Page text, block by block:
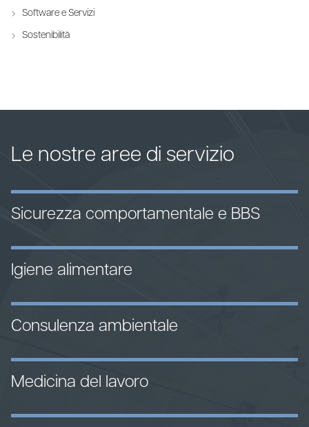
Software e Servizi
Sostenibilità
Le nostre aree di servizio
Sicurezza comportamentale e BBS
Igiene alimentare
Consulenza ambientale
Medicina del lavoro